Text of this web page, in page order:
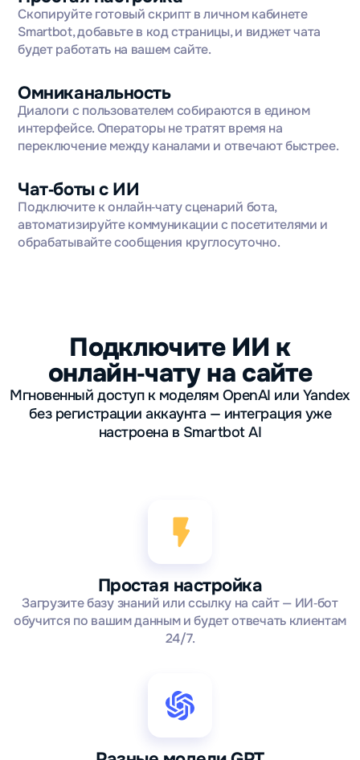
Скопируйте готовый скрипт в личном кабинете
Smartbot, добавьте в код страницы, и виджет чата
будет работать на вашем сайте.
Омниканальность
Диалоги с пользователем собираются в едином
интерфейсе. Операторы не тратят время на
переключение между каналами и отвечают быстрее.
Чат‑боты с ИИ
Подключите к онлайн‑чату сценарий бота,
автоматизируйте коммуникации с посетителями и
обрабатывайте сообщения круглосуточно.
Подключите ИИ к
онлайн‑чату на сайте
Мгновенный доступ к моделям OpenAI или Yandex
без регистрации аккаунта — интеграция уже
настроена в Smartbot AI
Простая настройка
Загрузите базу знаний или ссылку на сайт — ИИ‑бот
обучится по вашим данным и будет отвечать клиентам
24/7.